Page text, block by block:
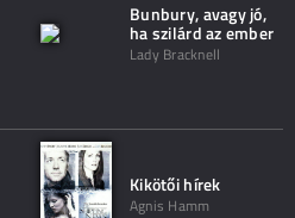
Bunbury, avagy jó,
ha szilárd az ember
Lady Bracknell
Kikötői hírek
Agnis Hamm